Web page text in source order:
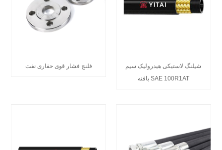
فلنج فشار قوی حفاری نفت
شیلنگ لاستیکی هیدرولیک سیم
بافته SAE 100R1AT